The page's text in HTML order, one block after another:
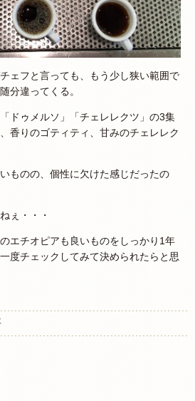
ェフと言っても、もう少し狭い範囲で
分違ってくる。
ドゥメルソ」「チェレレクツ」の3集
香りのゴティティ、甘みのチェレレク
ものの、個性に欠けた感じだったの
ぇ・・・
エチオピアも良いものをしっかり1年
度チェックしてみて決められたらと思